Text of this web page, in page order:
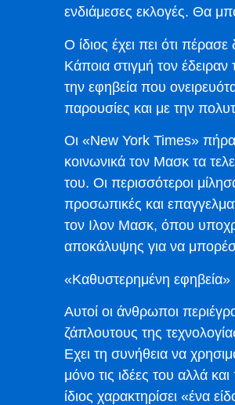
ενδιάμεσες εκλογές. Θα
Ο ίδιος έχει πει ότι
Κάποια στιγμή τον
την εφηβεία που
παρουσίες και με την
Οι «New York Times»
κοινωνικά τον Μασκ τα
του. Οι περισσότεροι
προσωπικές και
τον Ιλον Μασκ, όπου
αποκάλυψης για να
«Καθυστερημένη εφηβεία»
Αυτοί οι άνθρωποι
ζάπλουτους της
Εχει τη συνήθεια να
μόνο τις ιδέες του αλλά
ίδιος χαρακτηρίσει «ένα